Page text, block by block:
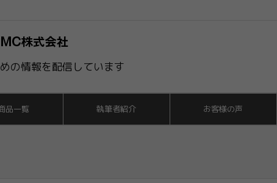
の情報を配信しています
品一覧 執筆者紹介 お客様の声